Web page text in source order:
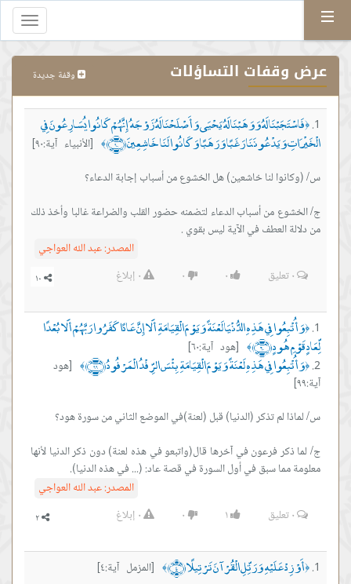
عرض وقفات التساؤلات وقفة جديدة
﴿فَاسْتَجَبْنَا لَهُ وَوَهَبْنَا لَهُ يَحْيَى وَأَصْلَحْنَا لَهُ زَوْجَهُ إِنَّهُمْ كَانُوا يُسَارِعُونَ فِي
الْخَيْرَاتِ وَيَدْعُونَنَا رَغَبًا وَرَهَبًا وَكَانُوا لَنَا خَاشِعِينَ ﴿٩٠﴾ ﴾
[الأنبياء آية:٩٠]
ج/ الخشوع من أسباب الدعاء لتضمنه حضور القلب والضراعة غالبا وأخذ ذلك
من دلالة العطف في الآية ليس بقوي .
المصدر:عبد الله العواجي
٠تعليق ٠ ٠ ٠ إبلاغ
﴿وَأُتْبِعُوا فِي هَذِهِ الدُّنْيَا لَعْنَةً وَيَوْمَ الْقِيَامَةِ أَلَا إِنَّ عَادًا كَفَرُوا رَبَّهُمْ أَلَا بُعْدًا
لِّعَادٍ قَوْمِ هُودٍ ﴿٦٠﴾ ﴾ [هود آية:٦٠]
﴿وَأُتْبِعُوا فِي هَذِهِ لَعْنَةً وَيَوْمَ الْقِيَامَةِ بِئْسَ الرِّفْدُ الْمَرْفُودُ ﴿٩٩﴾ ﴾
[هود
آية:٩٩]
ج/ لما ذكر فرعون في آخرها قال(واتبعو في هذه لعنة) دون ذكر الدنيا لأنها
معلومة مما سبق في أول السورة في قصة عاد: (... في هذه الدنيا).
المصدر:عبد الله العواجي
٠تعليق ١ ٠ ٠ إبلاغ
﴿أَوْ زِدْ عَلَيْهِ وَرَتِّلِ الْقُرْآنَ تَرْتِيلًا ﴿٤﴾ ﴾
[المزمل آية:٤]